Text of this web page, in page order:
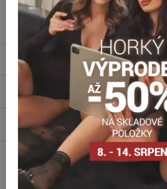
info​@everlady​.eu
Popis
Recenze
Diskuse 0
FacebookTwitter